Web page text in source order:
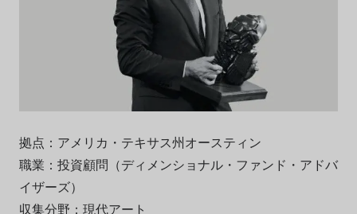
拠点：アメリカ・テキサス州オースティン
職業：投資顧問（ディメンショナル・ファンド・アドバ
イザーズ）
収集分野：現代アート